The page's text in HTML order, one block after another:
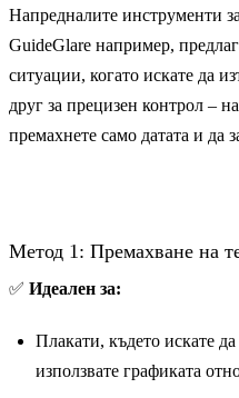
Напредналите инструменти
GuideGlare например,
ситуации, когато искате да
друг за прецизен контрол –
премахнете само датата и да
Метод 1: Премахване на
✅ Идеален за:
Плакати, където искате
използвате графиката